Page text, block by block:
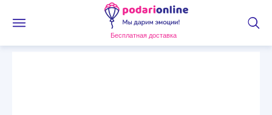
Бесплатная доставка